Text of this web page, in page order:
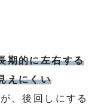
期的に左右する
えにくい
、後回しにする